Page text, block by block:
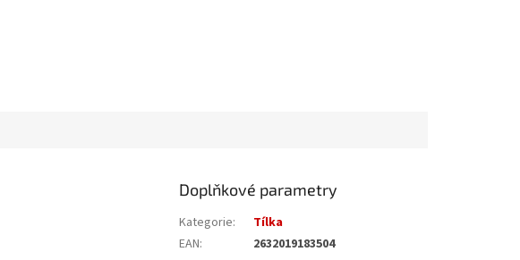
Doplňkové parametry
Kategorie:
Tílka
EAN: 2632019183504